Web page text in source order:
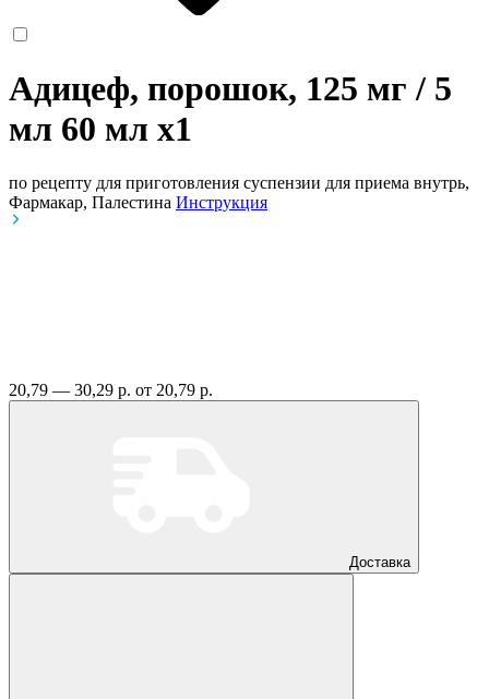
Адицеф, порошок, 125 мг / 5
мл 60 мл x1
по рецепту для приготовления суспензии для приема внутрь,
Фармакар, Палестина Инструкция
20,79 — 30,29 р. от 20,79 р.
Доставка